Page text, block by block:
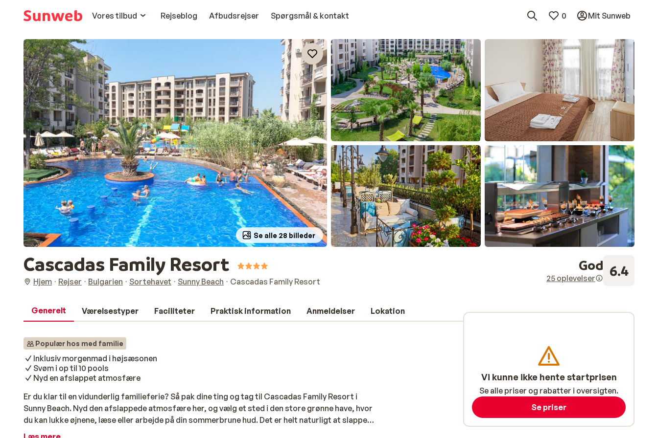
Vores tilbud
Rejseblog Afbudsrejser Spørgsmål & kontakt 0 Mit Sunweb
Se alle 28 billeder
Cascadas Family Resort
Hjem Rejser Bulgarien Sortehavet Sunny Beach Cascadas Family Resort
God
25 oplevelser 6.4
Generelt Værelsestyper Faciliteter Praktisk information Anmeldelser Lokation
Populær hos med familie
Inklusiv morgenmad i højsæsonen
Svøm i op til 10 pools
Nyd en afslappet atmosfære
Er du klar til en vidunderlig familieferie? Så pak dine ting og tag til Cascadas Family Resort i
Sunny Beach. Nyd den afslappede atmosfære her, og vælg et sted i den store grønne have, hvor
du kan lukke øjnene, læse eller arbejde på din sommerbrune hud. Det er helt naturligt at slappe
af her. Har du lyst til en forfriskende dukkert? Så kan du plaske i en af de 10 swimmingpools.
Vi kunne ikke hente startprisen
Se alle priser og rabatter i oversigten.
Se priser